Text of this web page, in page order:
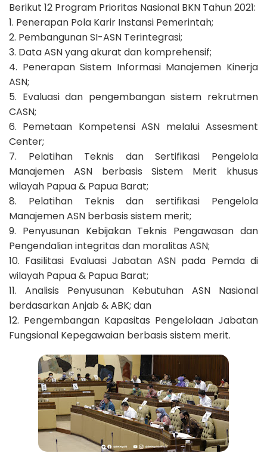
Berikut 12 Program Prioritas Nasional BKN Tahun 2021:
1. Penerapan Pola Karir Instansi Pemerintah;
2. Pembangunan SI-ASN Terintegrasi;
3. Data ASN yang akurat dan komprehensif;
4. Penerapan Sistem Informasi Manajemen Kinerja
ASN;
5. Evaluasi dan pengembangan sistem rekrutmen
CASN;
6. Pemetaan Kompetensi ASN melalui Assesment
Center;
7. Pelatihan Teknis dan Sertifikasi Pengelola
Manajemen ASN berbasis Sistem Merit khusus
wilayah Papua & Papua Barat;
8. Pelatihan Teknis dan sertifikasi Pengelola
Manajemen ASN berbasis sistem merit;
9. Penyusunan Kebijakan Teknis Pengawasan dan
Pengendalian integritas dan moralitas ASN;
10. Fasilitasi Evaluasi Jabatan ASN pada Pemda di
wilayah Papua & Papua Barat;
11. Analisis Penyusunan Kebutuhan ASN Nasional
berdasarkan Anjab & ABK; dan
12. Pengembangan Kapasitas Pengelolaan Jabatan
Fungsional Kepegawaian berbasis sistem merit.